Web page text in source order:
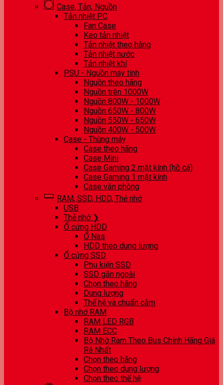
Case, Tản, Nguồn
Tản nhiệt PC
Fan Case
Keo tản nhiệt
Tản nhiệt theo hãng
Tản nhiệt nước
Tản nhiệt khí
PSU - Nguồn máy tính
Nguồn theo hãng
Nguồn trên 1000W
Nguồn 800W - 1000W
Nguồn 650W - 800W
Nguồn 550W - 650W
Nguồn 400W - 500W
Case - Thùng máy
Case theo hãng
Case Mini
Case Gaming 2 mặt kính (hồ cá)
Case Gaming 1 mặt kính
Case văn phòng
RAM, SSD, HDD, Thẻ nhớ
USB
Thẻ nhớ ❯
Ổ cứng HDD
Ổ Nas
HDD theo dung lượng
Ổ cứng SSD
Phụ kiện SSD
SSD gắn ngoài
Chọn theo hãng
Dung lượng
Thế hệ và chuẩn cắm
Bộ nhớ RAM
RAM LED RGB
RAM ECC
Bộ Nhớ Ram Theo Bus Chính Hãng Giá
Rẻ Nhất
Chọn theo hãng
Chọn theo dung lượng
Chọn theo thế hệ